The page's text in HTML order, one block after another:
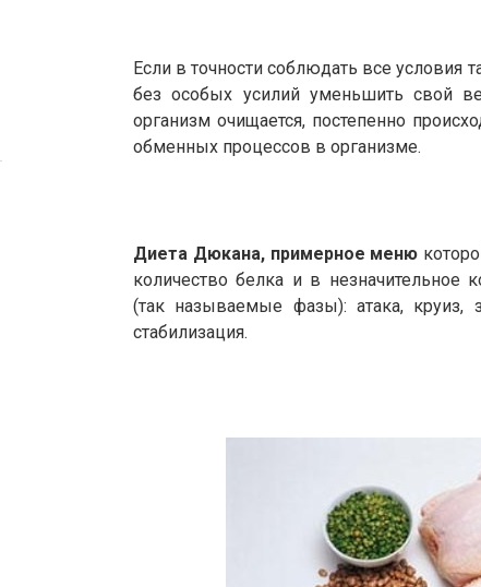
Если в точности соблюдать все условия
без особых усилий уменьшить свой
организм очищается, постепенно
обменных процессов в организме.
Диета Дюкана, примерное меню
количество белка и в незначительное
(так называемые фазы): атака, круиз,
стабилизация.